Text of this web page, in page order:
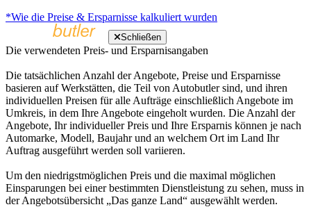
*Wie die Preise & Ersparnisse kalkuliert wurden
Schließen
Die verwendeten Preis- und Ersparnisangaben
Die tatsächlichen Anzahl der Angebote, Preise und Ersparnisse
basieren auf Werkstätten, die Teil von Autobutler sind, und ihren
individuellen Preisen für alle Aufträge einschließlich Angebote im
Umkreis, in dem Ihre Angebote eingeholt wurden. Die Anzahl der
Angebote, Ihr individueller Preis und Ihre Ersparnis können je nach
Automarke, Modell, Baujahr und an welchem Ort im Land Ihr
Auftrag ausgeführt werden soll variieren.
Um den niedrigstmöglichen Preis und die maximal möglichen
Einsparungen bei einer bestimmten Dienstleistung zu sehen, muss in
der Angebotsübersicht „Das ganze Land“ ausgewählt werden.